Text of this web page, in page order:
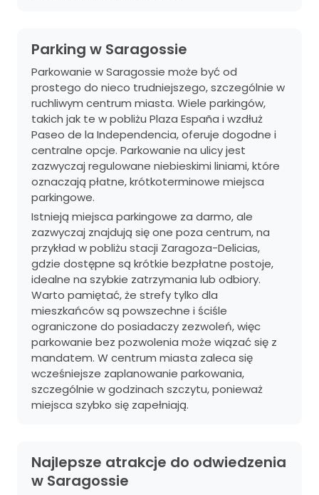
Parking w Saragossie
Parkowanie w Saragossie może być od
prostego do nieco trudniejszego, szczególnie w
ruchliwym centrum miasta. Wiele parkingów,
takich jak te w pobliżu Plaza España i wzdłuż
Paseo de la Independencia, oferuje dogodne i
centralne opcje. Parkowanie na ulicy jest
zazwyczaj regulowane niebieskimi liniami, które
oznaczają płatne, krótkoterminowe miejsca
parkingowe.
Istnieją miejsca parkingowe za darmo, ale
zazwyczaj znajdują się one poza centrum, na
przykład w pobliżu stacji Zaragoza-Delicias,
gdzie dostępne są krótkie bezpłatne postoje,
idealne na szybkie zatrzymania lub odbiory.
Warto pamiętać, że strefy tylko dla
mieszkańców są powszechne i ściśle
ograniczone do posiadaczy zezwoleń, więc
parkowanie bez pozwolenia może wiązać się z
mandatem. W centrum miasta zaleca się
wcześniejsze zaplanowanie parkowania,
szczególnie w godzinach szczytu, ponieważ
miejsca szybko się zapełniają.
Najlepsze atrakcje do odwiedzenia
w Saragossie